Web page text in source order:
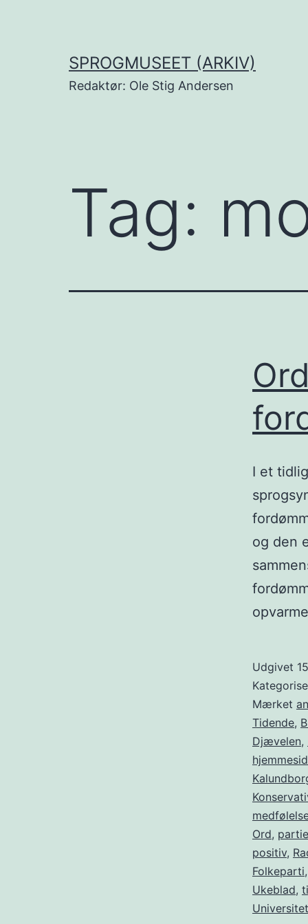
SPROGMUSEET (ARKIV)
Redaktør: Ole Stig Andersen
Tag:
I et
og den
Udgivet
Mærket
Tidende,
Djævelen,
Ord,
positiv,
Folkeparti
Ukeblad,